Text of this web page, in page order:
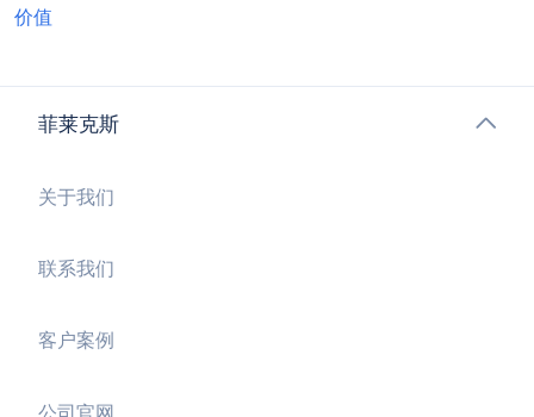
价值
菲莱克斯
关于我们
联系我们
客户案例
公司官网